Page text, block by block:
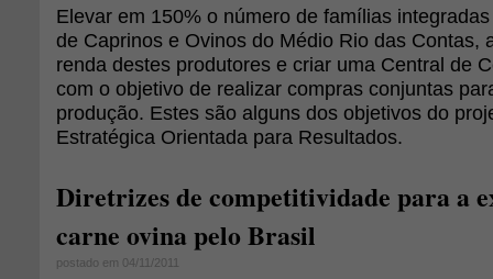
Elevar em 150% o número de famílias
de Caprinos e Ovinos do Médio Rio das Contas,
renda destes produtores e criar uma Central de
com o objetivo de realizar compras conjuntas
produção. Estes são alguns dos objetivos do
Estratégica Orientada para Resultados.
Diretrizes de competitividade para a
carne ovina pelo Brasil
postado em 04/11/2011